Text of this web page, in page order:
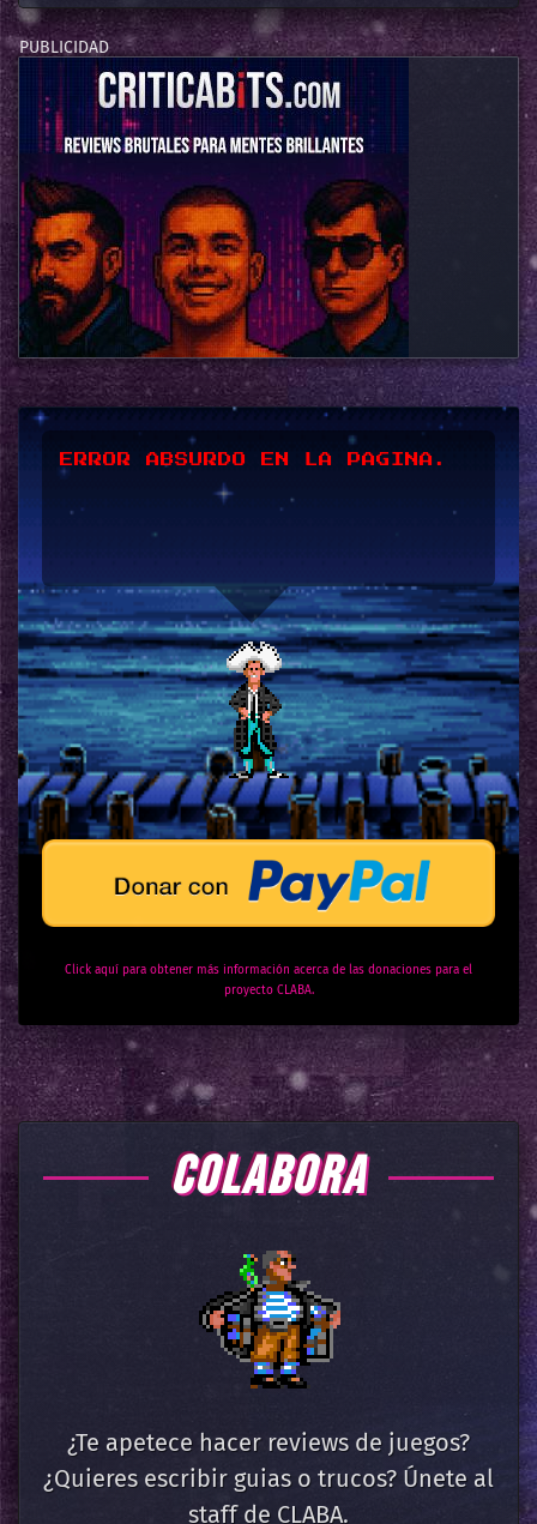
ERROR ABSURDO EN LA PAGINA.
Click aquí para obtener más información acerca de las donaciones para el
proyecto CLABA.
COLABORA
¿Te apetece hacer reviews de juegos?
¿Quieres escribir guias o trucos? Únete al
staff de CLABA.